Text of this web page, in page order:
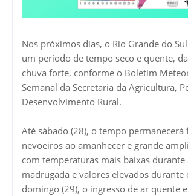
Nos próximos dias, o Rio Grande do
um período de tempo seco e quente,
chuva forte, conforme o Boletim
Semanal da Secretaria da Agricultura,
Desenvolvimento Rural.
Até sábado (28), o tempo permanecerá
nevoeiros ao amanhecer e grande
com temperaturas mais baixas durante
madrugada e valores elevados durante
domingo (29), o ingresso de ar quente